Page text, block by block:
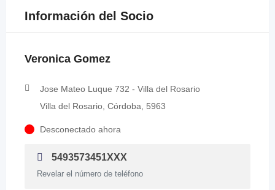
Información del Socio
Veronica Gomez
Jose Mateo Luque 732 - Villa del Rosario
Villa del Rosario, Córdoba, 5963
Desconectado ahora
5493573451XXX
Revelar el número de teléfono